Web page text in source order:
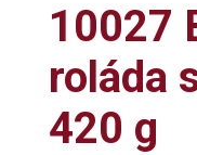
10027
roláda
420 g